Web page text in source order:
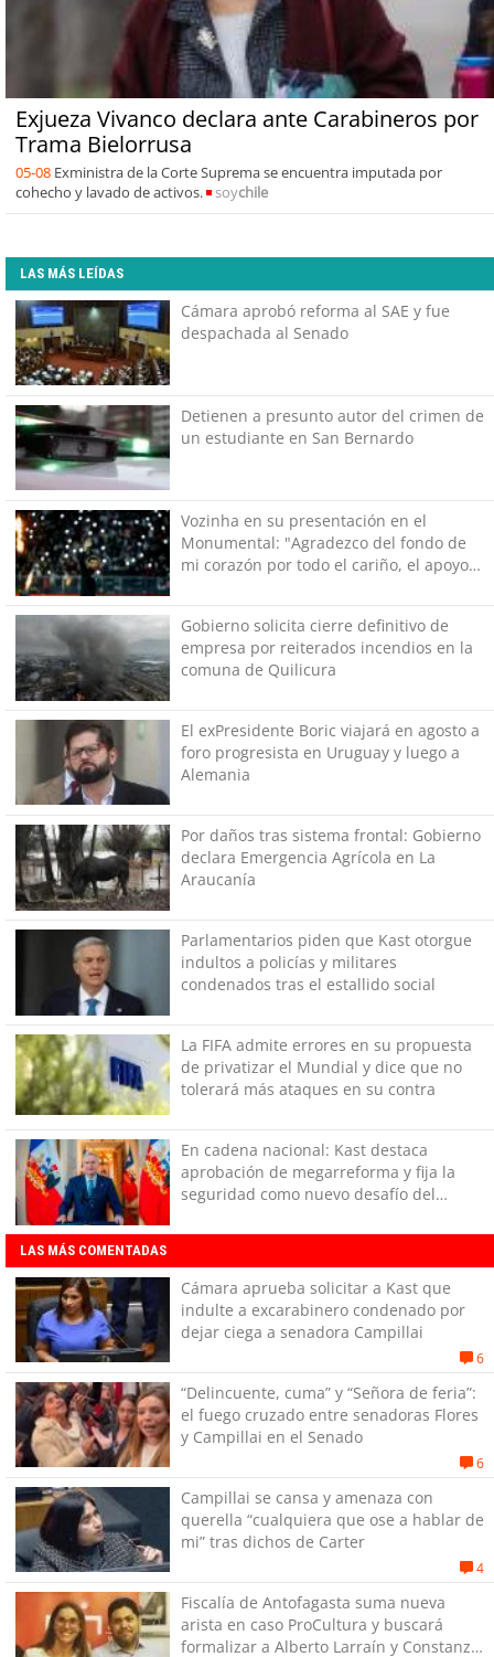
Exjueza Vivanco declara ante Carabineros por
Trama Bielorrusa
05-08 Exministra de la Corte Suprema se encuentra imputada por
cohecho y lavado de activos.
soychile
LAS MÁS LEÍDAS
Cámara aprobó reforma al SAE y fue
despachada al Senado
Detienen a presunto autor del crimen de
un estudiante en San Bernardo
Vozinha en su presentación en el
Monumental: "Agradezco del fondo de
mi corazón por todo el cariño, el apoyo
Gobierno solicita cierre definitivo de
empresa por reiterados incendios en la
comuna de Quilicura
El exPresidente Boric viajará en agosto a
foro progresista en Uruguay y luego a
Alemania
Por daños tras sistema frontal: Gobierno
declara Emergencia Agrícola en La
Araucanía
Parlamentarios piden que Kast otorgue
indultos a policías y militares
condenados tras el estallido social
La FIFA admite errores en su propuesta
de privatizar el Mundial y dice que no
tolerará más ataques en su contra
En cadena nacional: Kast destaca
aprobación de megarreforma y fija la
seguridad como nuevo desafío del
LAS MÁS COMENTADAS
Cámara aprueba solicitar a Kast que
indulte a excarabinero condenado por
dejar ciega a senadora Campillai
6
“Delincuente, cuma” y “Señora de feria”:
el fuego cruzado entre senadoras Flores
y Campillai en el Senado
6
Campillai se cansa y amenaza con
querella “cualquiera que ose a hablar de
mi” tras dichos de Carter
4
Fiscalía de Antofagasta suma nueva
arista en caso ProCultura y buscará
formalizar a Alberto Larraín y Constanza